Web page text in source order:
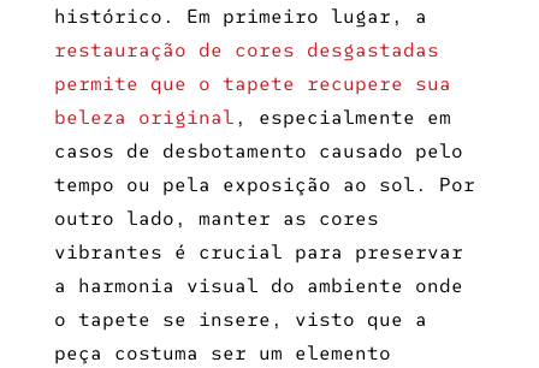
histórico. Em primeiro lugar, a
restauração de cores desgastadas
permite que o tapete recupere sua
beleza original , especialmente em
casos de desbotamento causado pelo
tempo ou pela exposição ao sol. Por
outro lado, manter as cores
vibrantes é crucial para preservar
a harmonia visual do ambiente onde
o tapete se insere, visto que a
peça costuma ser um elemento